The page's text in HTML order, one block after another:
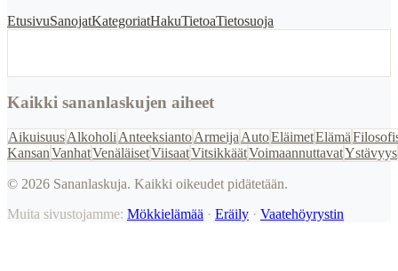
EtusivuSanojatKategoriatHakuTietoaTietosuoja
Kaikki sananlaskujen aiheet
AikuisuusAlkoholi AnteeksiantoArmeija AutoEläimetElämä
KansanVanhatVenäläisetViisaatVitsikkäätVoimaannuttavatYstävyys
© 2026 Sananlaskuja. Kaikki oikeudet pidätetään.
Muita sivustojamme: Mökkielämää · Eräily · Vaatehöyrystin